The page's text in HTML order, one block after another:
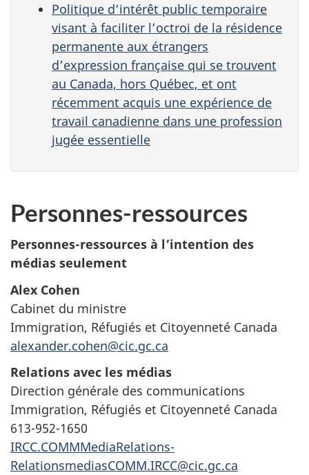
Politique d’intérêt public temporaire
visant à faciliter l’octroi de la résidence
permanente aux étrangers
d’expression française qui se trouvent
au Canada, hors Québec, et ont
récemment acquis une expérience de
travail canadienne dans une profession
jugée essentielle
Personnes-ressources
Personnes-ressources à l’intention des
médias seulement
Alex Cohen
Cabinet du ministre
Immigration, Réfugiés et Citoyenneté Canada
alexander.cohen@cic.gc.ca
Relations avec les médias
Direction générale des communications
Immigration, Réfugiés et Citoyenneté Canada
613-952-1650
IRCC.COMMMediaRelations-
RelationsmediasCOMM.IRCC@cic.gc.ca